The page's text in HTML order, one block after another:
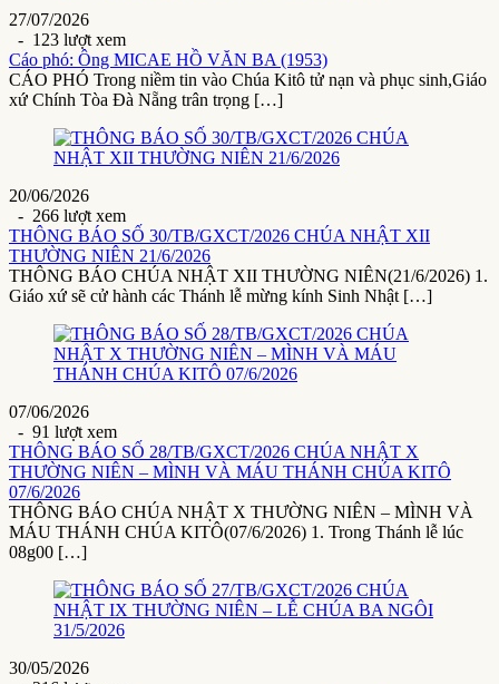
27/07/2026
- 123 lượt xem
Cáo phó: Ông MICAE HỒ VĂN BA (1953)
CÁO PHÓ Trong niềm tin vào Chúa Kitô tử nạn và phục sinh,Giáo
xứ Chính Tòa Đà Nẵng trân trọng […]
20/06/2026
- 266 lượt xem
THÔNG BÁO SỐ 30/TB/GXCT/2026 CHÚA NHẬT XII
THƯỜNG NIÊN 21/6/2026
THÔNG BÁO CHÚA NHẬT XII THƯỜNG NIÊN(21/6/2026) 1.
Giáo xứ sẽ cử hành các Thánh lễ mừng kính Sinh Nhật […]
07/06/2026
- 91 lượt xem
THÔNG BÁO SỐ 28/TB/GXCT/2026 CHÚA NHẬT X
THƯỜNG NIÊN – MÌNH VÀ MÁU THÁNH CHÚA KITÔ
07/6/2026
THÔNG BÁO CHÚA NHẬT X THƯỜNG NIÊN – MÌNH VÀ
MÁU THÁNH CHÚA KITÔ(07/6/2026) 1. Trong Thánh lễ lúc
08g00 […]
30/05/2026